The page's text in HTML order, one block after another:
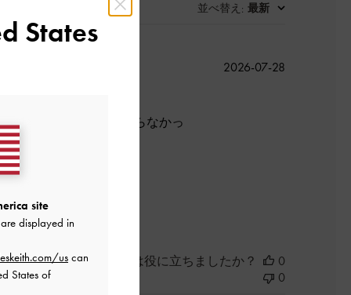
並べ替え : 最新
も合わせやすく痛くならなかっ
かった
公
2026-07-28
このレビューは役に立ちましたか？
0
0
States
site
displayed in
uscan
States of